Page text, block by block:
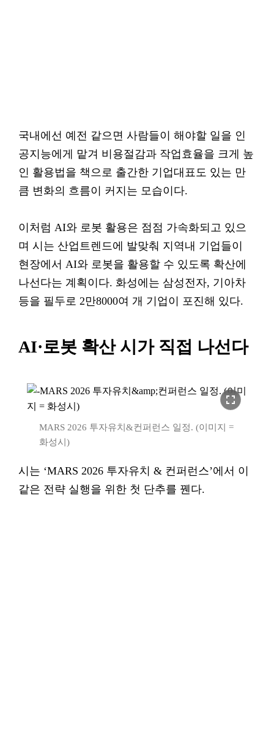
국내에선 예전 같으면 사람들이 해야할 일을 인
공지능에게 맡겨 비용절감과 작업효율을 크게 높
인 활용법을 책으로 출간한 기업대표도 있는 만
큼 변화의 흐름이 커지는 모습이다.
이처럼 AI와 로봇 활용은 점점 가속화되고 있으
며 시는 산업트렌드에 발맞춰 지역내 기업들이
현장에서 AI와 로봇을 활용할 수 있도록 확산에
나선다는 계획이다. 화성에는 삼성전자, 기아차
등을 필두로 2만8000여 개 기업이 포진해 있다.
AI·로봇 확산 시가 직접 나선다
fullscreen
MARS 2026 투자유치&컨퍼런스 일정. (이미지 =
화성시)
시는 ‘MARS 2026 투자유치 & 컨퍼런스’에서 이
같은 전략 실행을 위한 첫 단추를 꿴다.